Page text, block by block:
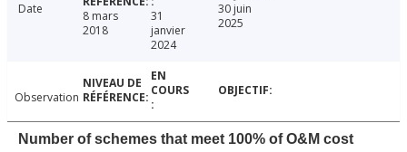
Date
8 mars
2018
31
janvier
2024
30 juin
2025
Observation
Number of schemes that meet 100% of O&M cost